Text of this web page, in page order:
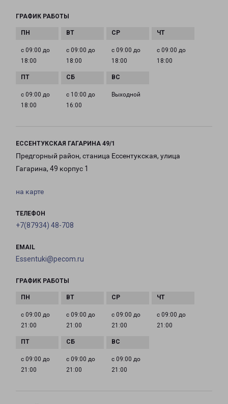
ГРАФИК РАБОТЫ
с 09:00 до
18:00
с 09:00 до
18:00
с 09:00 до
18:00
с 09:00 до
18:00
с 09:00 до
18:00
с 10:00 до
16:00
Выходной
ЕССЕНТУКСКАЯ ГАГАРИНА 49/1
Предгорный район, станица Ессентукская, улица
Гагарина, 49 корпус 1
на карте
ТЕЛЕФОН
+7(87934) 48-708
EMAIL
Essentuki@pecom.ru
ГРАФИК РАБОТЫ
с 09:00 до
21:00
с 09:00 до
21:00
с 09:00 до
21:00
с 09:00 до
21:00
с 09:00 до
21:00
с 09:00 до
21:00
с 09:00 до
21:00